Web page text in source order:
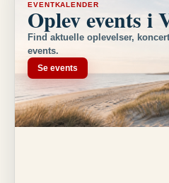
EVENTKALENDER
Oplev events i
Find aktuelle oplevelser,
events.
Se events